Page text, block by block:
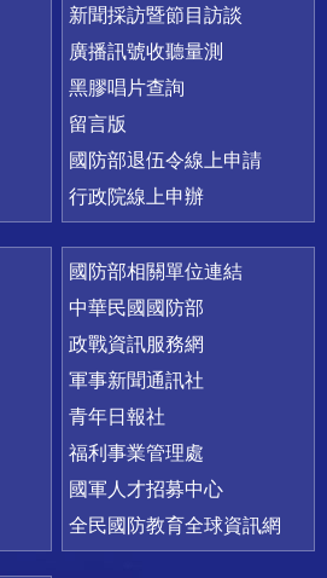
新聞採訪暨節目訪談
廣播訊號收聽量測
黑膠唱片查詢
留言版
國防部退伍令線上申請
行政院線上申辦
國防部相關單位連結
中華民國國防部
政戰資訊服務網
軍事新聞通訊社
青年日報社
福利事業管理處
國軍人才招募中心
全民國防教育全球資訊網